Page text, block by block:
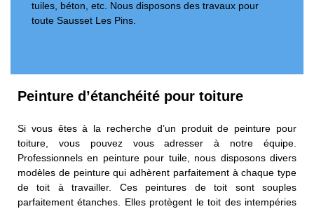
tuiles, béton, etc. Nous disposons des travaux pour
toute Sausset Les Pins.
Peinture d’étanchéité pour toiture
Si vous êtes à la recherche d’un produit de peinture pour
toiture, vous pouvez vous adresser à notre équipe.
Professionnels en peinture pour tuile, nous disposons divers
modèles de peinture qui adhèrent parfaitement à chaque type
de toit à travailler. Ces peintures de toit sont souples
parfaitement étanches. Elles protègent le toit des intempéries